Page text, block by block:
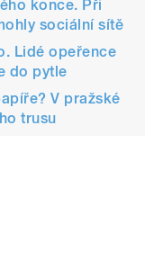
konce. Při
sociální sítě
Lidé opeřence
do pytle
V pražské
trusu